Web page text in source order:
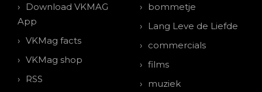
Download VKMAG
App
VKMag facts
VKMag shop
RSS
bommetje
Lang Leve de Liefde
commercials
films
muziek